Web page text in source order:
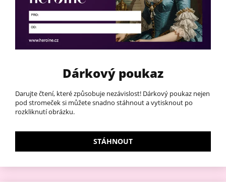
Dárkový poukaz
Darujte čtení, které způsobuje nezávislost! Dárkový poukaz nejen
pod stromeček si můžete snadno stáhnout a vytisknout po
rozkliknutí obrázku.
STÁHNOUT